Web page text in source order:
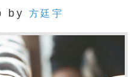
by 方廷宇